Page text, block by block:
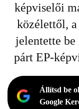
képviselői
közélettől,
jelentette
párt EP-
Állítsd be
Google